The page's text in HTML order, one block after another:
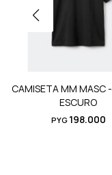
CAMISETA MM MASC
ESCURO
PYG 198.000